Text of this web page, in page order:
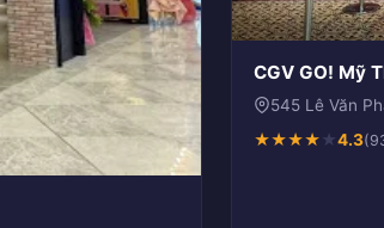
CGV GO! Mỹ
545 Lê Văn
★★★★★4.3